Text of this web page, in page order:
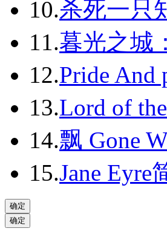
2013-08
2013-09
2013-10
2013-11
2013-12
2014-01
2014-02
2014-03
2014-04
10.杀死一只
11.暮光之城
12.Pride And
13.Lord of
14.飘 Gone
15.Jane Eyre